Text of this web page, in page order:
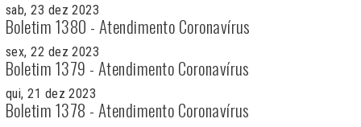
sab, 23 dez 2023
Boletim 1380 - Atendimento Coronavírus
sex, 22 dez 2023
Boletim 1379 - Atendimento Coronavírus
qui, 21 dez 2023
Boletim 1378 - Atendimento Coronavírus